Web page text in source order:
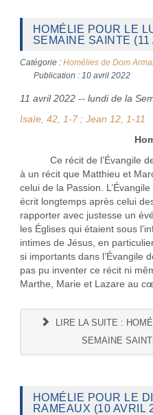
HOMÉLIE POUR LE
SEMAINE SAINTE (11
Catégorie : Homélies de Dom
Publication : 10 avril 2022
11 avril 2022 -- lundi de la
Isaïe, 42, 1-7 ; Jean 12, 1-11
Ce récit de l’Évangile de
à un récit que Matthieu et
celui de la Passion.
écrit longtemps après celui
rapporter avec justesse un
les Églises qui étaient sous
intimes de Jésus, en
si importants dans l’Évangile
pas pu inventer ce récit ni
Marthe, Marie et Lazare au
LIRE LA SUITE :
SEMAINE
HOMÉLIE POUR LE
RAMEAUX (10 AVRIL